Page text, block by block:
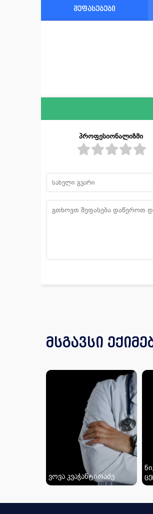
შეფასებები
პროფესიონალიზმი
მსგავსი
ვოვა კვაჭანტირაძე